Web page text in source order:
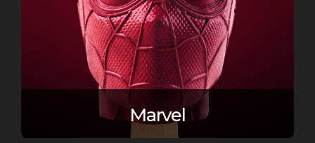
Marvel